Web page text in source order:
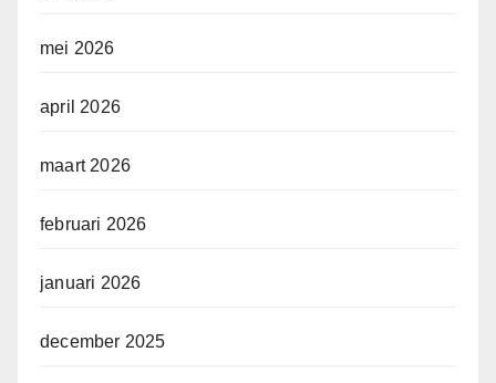
mei 2026
april 2026
maart 2026
februari 2026
januari 2026
december 2025